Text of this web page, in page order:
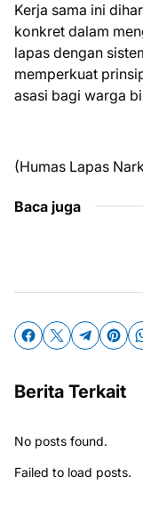
Kerja sama ini
konkret dalam
lapas dengan
memperkuat
asasi bagi warga
(Humas Lapas
Baca juga
Berita Terkait
No posts found.
Failed to load posts.